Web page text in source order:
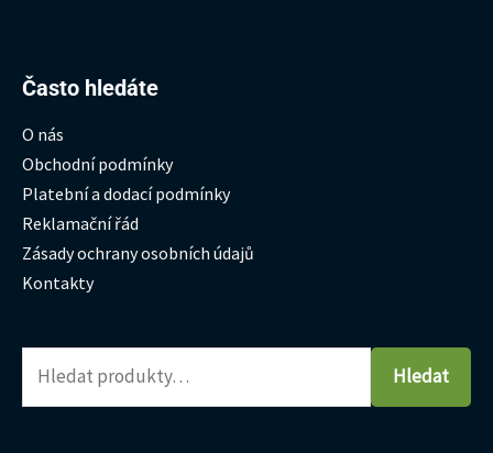
Často hledáte
O nás
Obchodní podmínky
Platební a dodací podmínky
Reklamační řád
Zásady ochrany osobních údajů
Kontakty
Hledat:
Hledat